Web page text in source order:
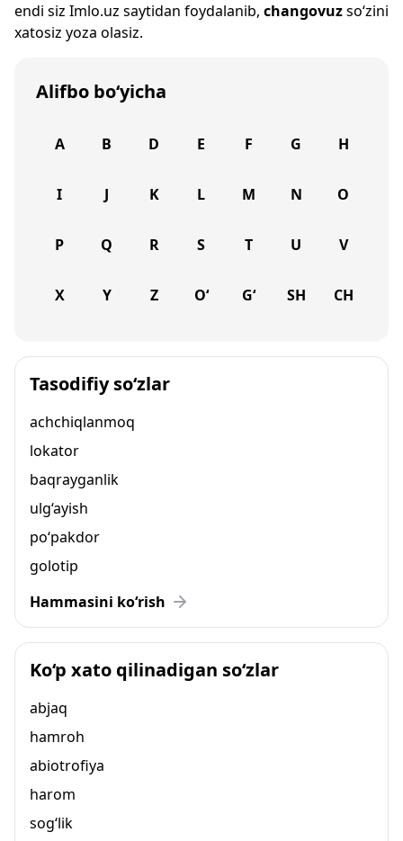
endi siz Imlo.uz saytidan foydalanib, changovuzso‘zini
xatosiz yoza olasiz.
Alifbo bo‘yicha
A B D E F G H
I J K L M N O
P Q R S T U V
X Y Z O‘ G‘ SH CH
Tasodifiy so‘zlar
achchiqlanmoq
lokator
baqrayganlik
ulg‘ayish
po‘pakdor
golotip
Hammasini ko‘rish
Ko‘p xato qilinadigan so‘zlar
abjaq
hamroh
abiotrofiya
harom
sog‘lik